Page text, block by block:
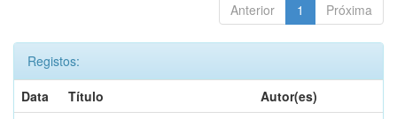
Anterior 1 Próxima
Registos:
Data
Título
Autor(es)